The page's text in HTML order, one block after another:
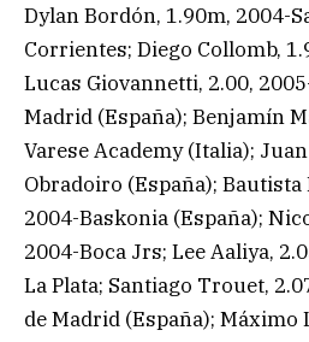
Dylan Bordón, 1.90m, 2004-
Corrientes; Diego Collomb,
Lucas Giovannetti, 2.00,
Madrid (España); Benjamín
Varese Academy (Italia);
Obradoiro (España); Bautista
2004-Baskonia (España);
2004-Boca Jrs; Lee Aaliya,
La Plata; Santiago Trouet,
de Madrid (España); Máximo